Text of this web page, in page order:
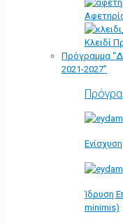
Κλειδί
Πρόγραμμα
2021-2027”
Ίδρυση
minimis)